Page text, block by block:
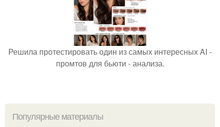
Решила протестировать один из самых интересных AI -
промтов для бьюти - анализа.
Популярные материалы